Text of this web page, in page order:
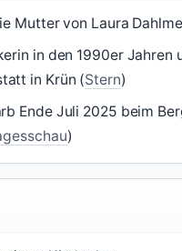
Mutter von Laura
in den 1990er Jahren
in Krün (Stern)
Ende Juli 2025 beim
)